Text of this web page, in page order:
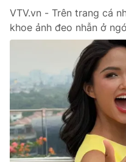
Emagazine
Video
VTV Money
VTV Sức khoẻ
VTV.vn - Trên trang cá
khoe ảnh đeo nhẫn ở